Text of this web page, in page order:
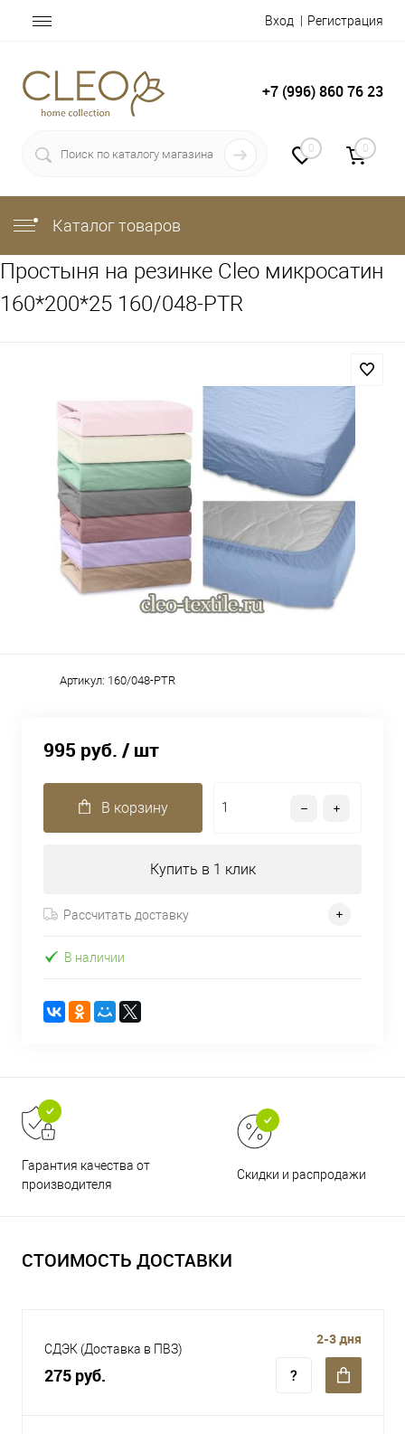
Вход Регистрация
+7 (996) 860 76 23
0 0
Каталог товаров
Простыня на резинке Cleo микросатин
160*200*25 160/048-PTR
Артикул: 160/048-PTR
995 руб. / шт
В корзину
Купить в 1 клик
Рассчитать доставку
В наличии
Гарантия качества от
производителя
Скидки и распродажи
СТОИМОСТЬ ДОСТАВКИ
СДЭК (Доставка в ПВЗ)
275 руб.
2-3 дня